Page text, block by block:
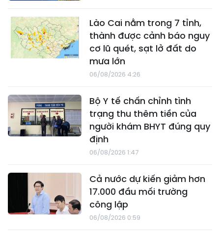
Lào Cai nằm trong 7 tỉnh,
thành được cảnh báo nguy
cơ lũ quét, sạt lở đất do
mưa lớn
06/08/2026 4:26
Bộ Y tế chấn chỉnh tình
trạng thu thêm tiền của
người khám BHYT đúng quy
định
06/08/2026 1:47
Cả nước dự kiến giảm hơn
17.000 đầu mối trường
công lập
06/08/2026 0:59